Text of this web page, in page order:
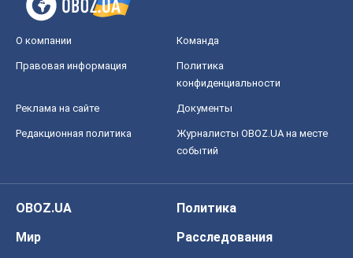
О компании Команда
Правовая информация
Политика
конфиденциальности
Реклама на сайте Документы
Редакционная политика
Журналисты OBOZ.UA на месте
событий
OBOZ.UA
Политика
Мир
Расследования